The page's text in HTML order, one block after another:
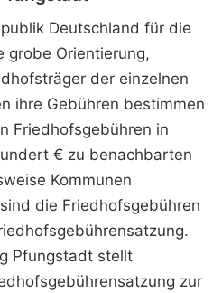
Deutschland für die
grobe Orientierung,
der einzelnen
ihre Gebühren bestimmen
Friedhofsgebühren in
€ zu benachbarten
Kommunen
die Friedhofsgebühren
Pfungstadt stellt
zur